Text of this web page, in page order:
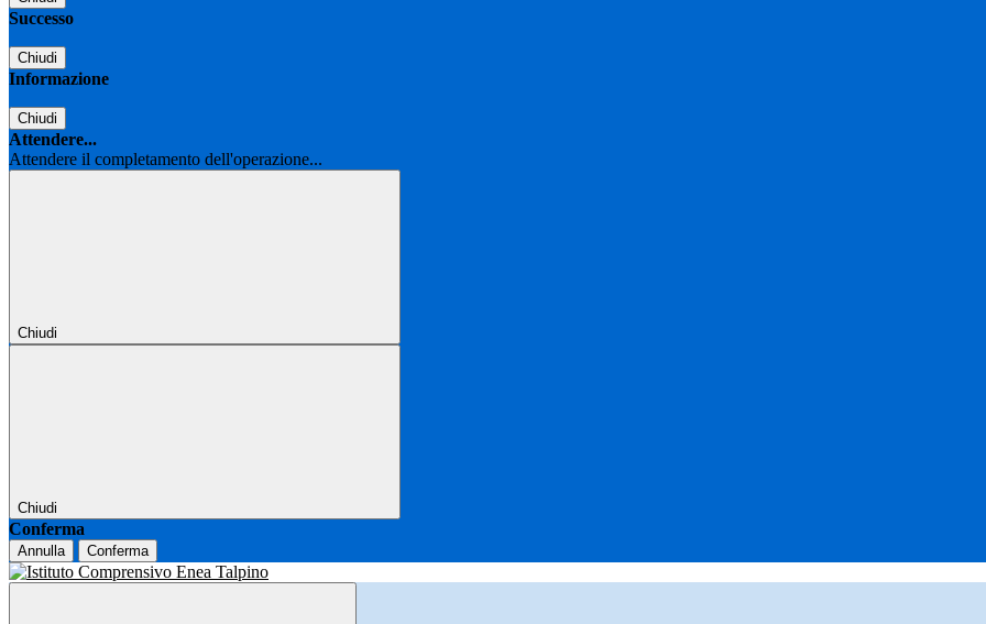
Successo
Chiudi
Informazione
Chiudi
Attendere...
Attendere il completamento dell'operazione...
Chiudi
Chiudi
Conferma
Annulla Conferma